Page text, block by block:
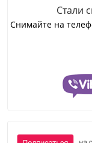
Стали
Снимайте на